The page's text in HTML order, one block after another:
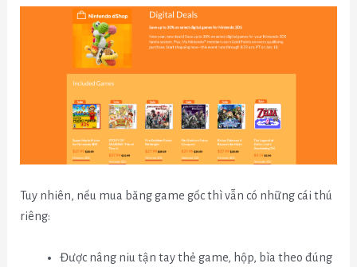
Tuy nhiên, nếu mua băng game gốc thì vẫn có những cái thú
riêng:
Được nâng niu tận tay thẻ game, hộp, bìa theo đúng